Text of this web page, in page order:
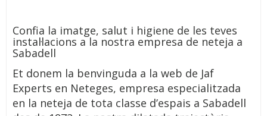
Confia la imatge, salut i higiene de les teves
instal·lacions a la nostra empresa de neteja a
Sabadell
Et donem la benvinguda a la web de Jaf
Experts en Neteges, empresa especialitzada
en la neteja de tota classe d’espais a Sabadell